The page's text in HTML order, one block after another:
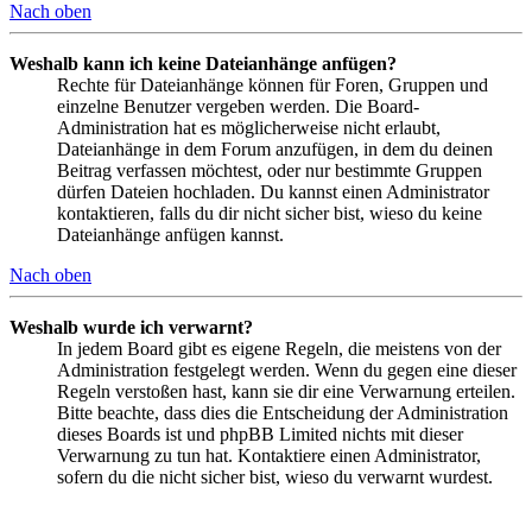
Nach oben
Weshalb kann ich keine Dateianhänge anfügen?
Rechte für Dateianhänge können für Foren, Gruppen und
einzelne Benutzer vergeben werden. Die Board-
Administration hat es möglicherweise nicht erlaubt,
Dateianhänge in dem Forum anzufügen, in dem du deinen
Beitrag verfassen möchtest, oder nur bestimmte Gruppen
dürfen Dateien hochladen. Du kannst einen Administrator
kontaktieren, falls du dir nicht sicher bist, wieso du keine
Dateianhänge anfügen kannst.
Nach oben
Weshalb wurde ich verwarnt?
In jedem Board gibt es eigene Regeln, die meistens von der
Administration festgelegt werden. Wenn du gegen eine dieser
Regeln verstoßen hast, kann sie dir eine Verwarnung erteilen.
Bitte beachte, dass dies die Entscheidung der Administration
dieses Boards ist und phpBB Limited nichts mit dieser
Verwarnung zu tun hat. Kontaktiere einen Administrator,
sofern du die nicht sicher bist, wieso du verwarnt wurdest.